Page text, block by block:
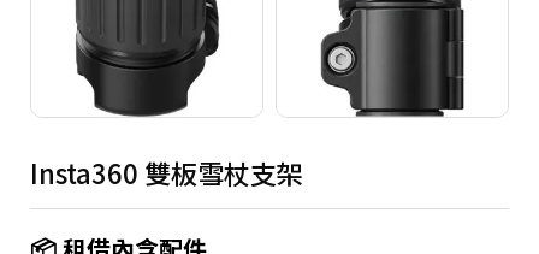
Insta360 雙板雪杖支架